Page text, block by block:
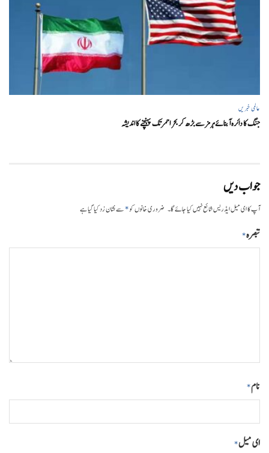
عالمی خبریں
جنگ کا دائرہ آبنائے ہرمز سے بڑھ کر بحر احمر تک پہنچنے کا اندیشہ
جواب دیں
آپ کا ای میل ایڈریس شائع نہیں کیا جائے گا۔ ضروری خانوں کو*سے نشان زد کیا گیا ہے
تبصرہ*
نام*
ای میل*